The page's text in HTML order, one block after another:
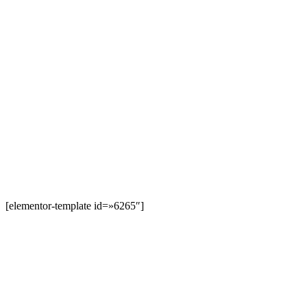
[elementor-template id=»6265″]